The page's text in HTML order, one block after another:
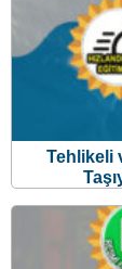
Tehlikeli